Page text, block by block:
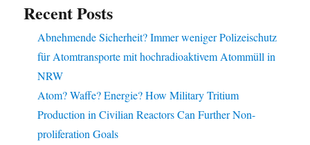
Recent Posts
Abnehmende Sicherheit? Immer weniger Polizeischutz
für Atomtransporte mit hochradioaktivem Atommüll in
NRW
Atom? Waffe? Energie? How Military Tritium
Production in Civilian Reactors Can Further Non-
proliferation Goals